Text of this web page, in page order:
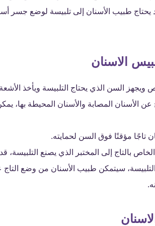
طبيب الأسنان إلى تلبيسة لوضع جسر
الاسنان
السن الذي يحتاج التلبيسة ويأخذ
الأسنان المصابة والأسنان المحيطة
تاجًا مؤقتًا فوق السن لحمايته.
بالتاج إلى المختبر الذي يصنع
التلبيسة، سيتمكن طبيب الأسنان من وضع